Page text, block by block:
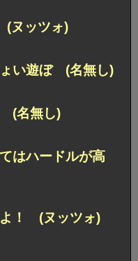
(ヌッツォ)
ょい遊ぼ (名無し)
(名無し)
はハードルが高
よ！ (ヌッツォ)